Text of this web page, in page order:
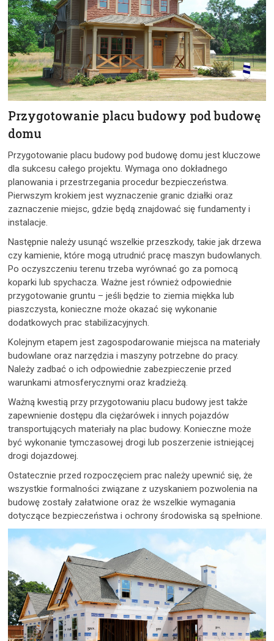
Przygotowanie placu budowy pod budowę
domu
Przygotowanie placu budowy pod budowę domu jest kluczowe
dla sukcesu całego projektu. Wymaga ono dokładnego
planowania i przestrzegania procedur bezpieczeństwa.
Pierwszym krokiem jest wyznaczenie granic działki oraz
zaznaczenie miejsc, gdzie będą znajdować się fundamenty i
instalacje.
Następnie należy usunąć wszelkie przeszkody, takie jak drzewa
czy kamienie, które mogą utrudnić pracę maszyn budowlanych.
Po oczyszczeniu terenu trzeba wyrównać go za pomocą
koparki lub spychacza. Ważne jest również odpowiednie
przygotowanie gruntu – jeśli będzie to ziemia miękka lub
piaszczysta, konieczne może okazać się wykonanie
dodatkowych prac stabilizacyjnych.
Kolejnym etapem jest zagospodarowanie miejsca na materiały
budowlane oraz narzędzia i maszyny potrzebne do pracy.
Należy zadbać o ich odpowiednie zabezpieczenie przed
warunkami atmosferycznymi oraz kradzieżą.
Ważną kwestią przy przygotowaniu placu budowy jest także
zapewnienie dostępu dla ciężarówek i innych pojazdów
transportujących materiały na plac budowy. Konieczne może
być wykonanie tymczasowej drogi lub poszerzenie istniejącej
drogi dojazdowej.
Ostatecznie przed rozpoczęciem prac należy upewnić się, że
wszystkie formalności związane z uzyskaniem pozwolenia na
budowę zostały załatwione oraz że wszelkie wymagania
dotyczące bezpieczeństwa i ochrony środowiska są spełnione.